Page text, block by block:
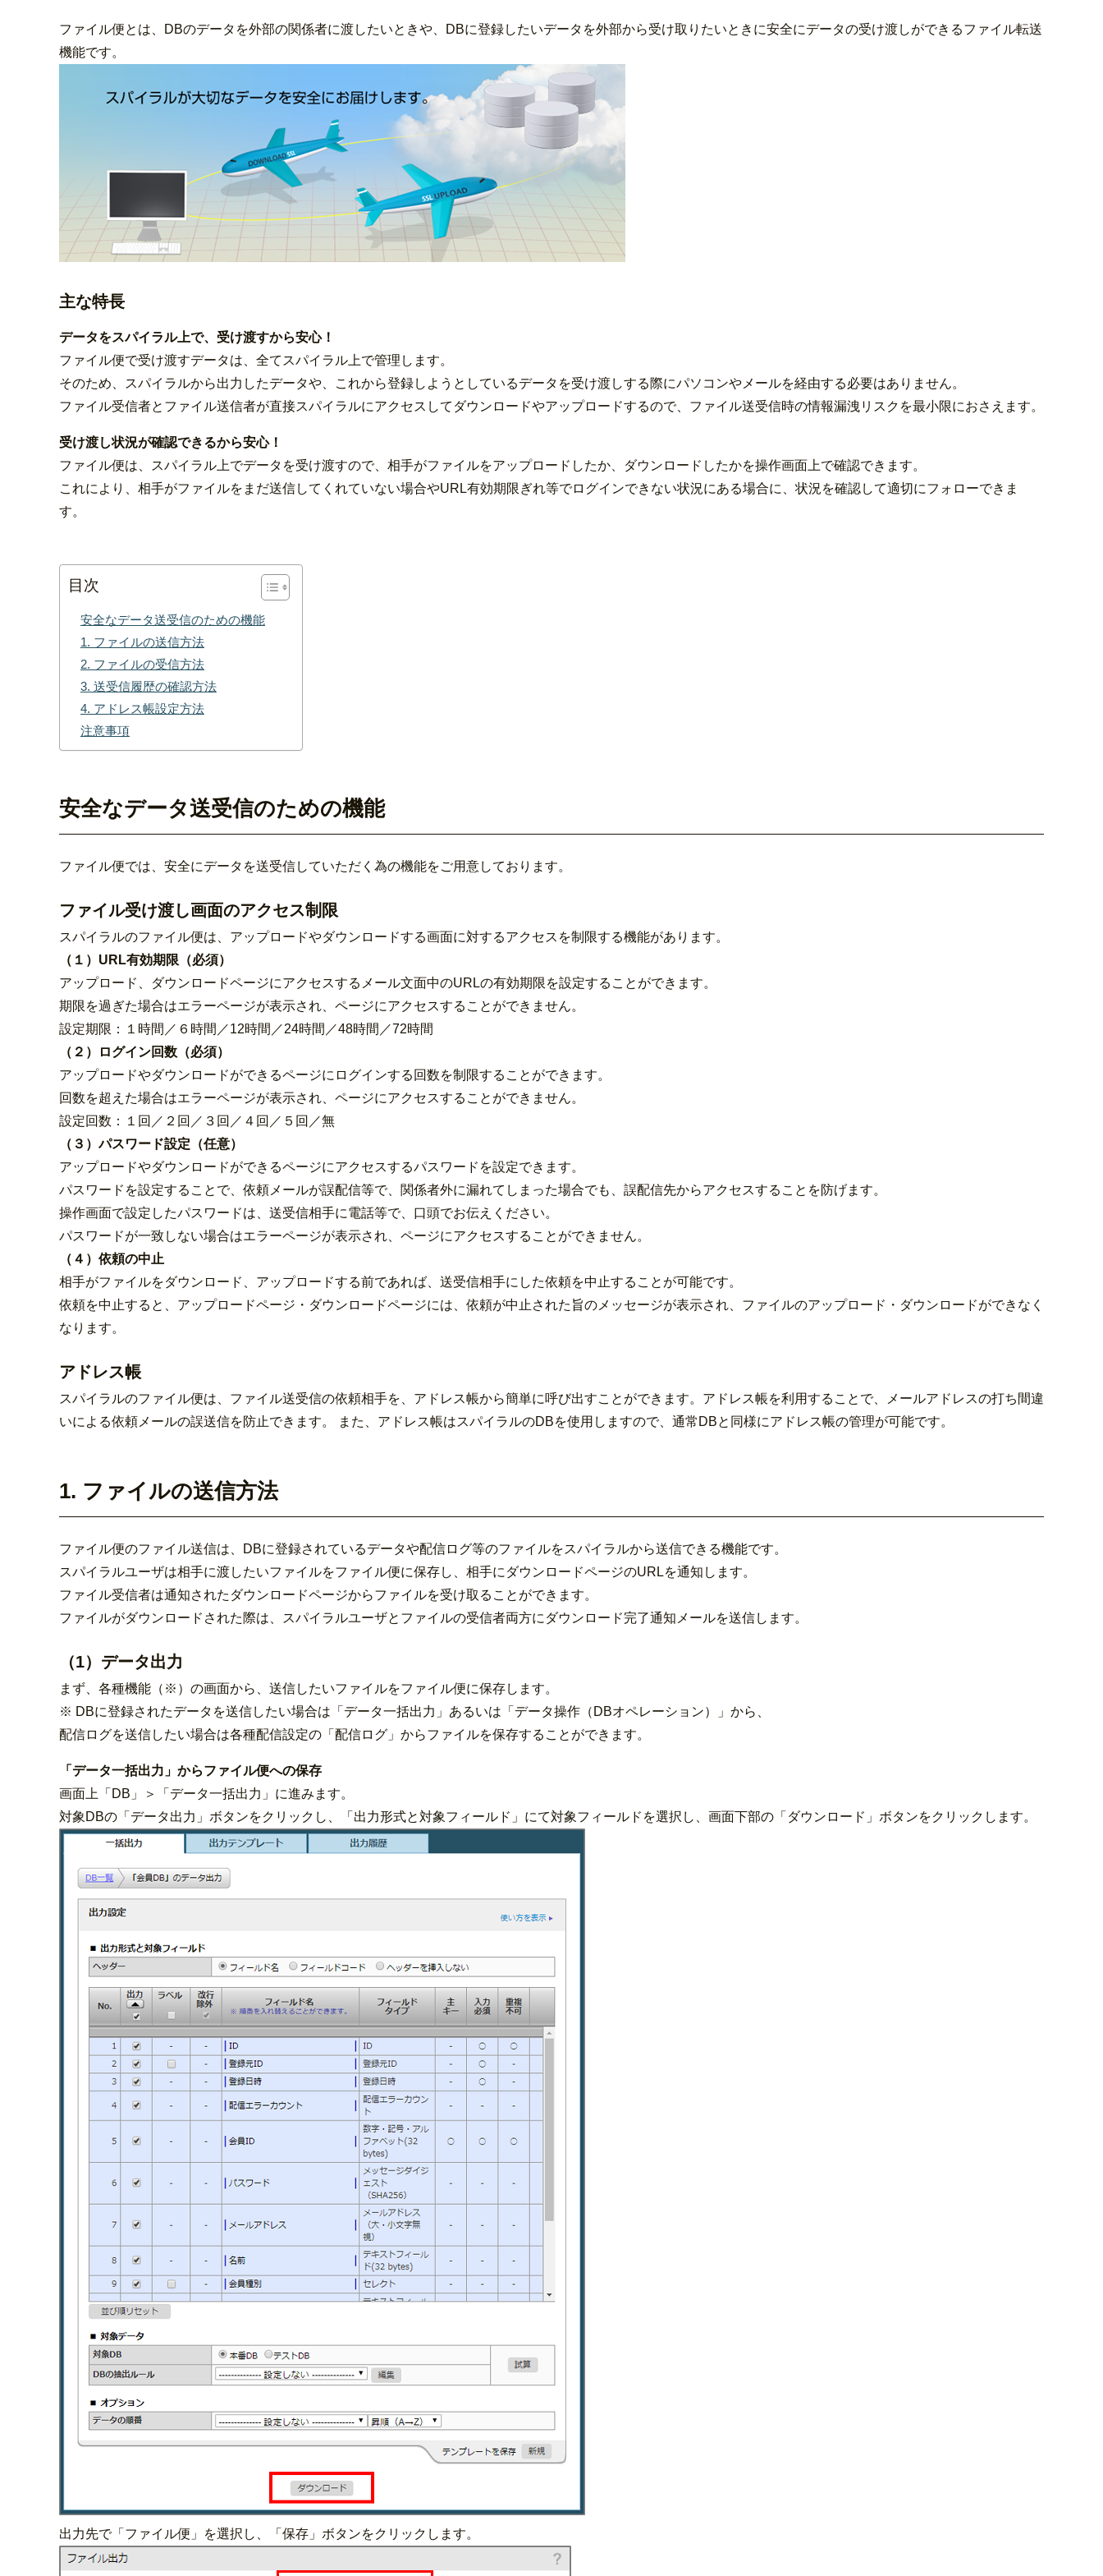
ファイル便とは、DBのデータを外部の関係者に渡したいときや、DBに登録したいデータを外部から受け取りたいときに安全にデータの受け渡しができるファイル転送
機能です。
主な特長
データをスパイラル上で、受け渡すから安心！
ファイル便で受け渡すデータは、全てスパイラル上で管理します。
そのため、スパイラルから出力したデータや、これから登録しようとしているデータを受け渡しする際にパソコンやメールを経由する必要はありません。
ファイル受信者とファイル送信者が直接スパイラルにアクセスしてダウンロードやアップロードするので、ファイル送受信時の情報漏洩リスクを最小限におさえます。
受け渡し状況が確認できるから安心！
ファイル便は、スパイラル上でデータを受け渡すので、相手がファイルをアップロードしたか、ダウンロードしたかを操作画面上で確認できます。
これにより、相手がファイルをまだ送信してくれていない場合やURL有効期限ぎれ等でログインできない状況にある場合に、状況を確認して適切にフォローできま
す。
目次
安全なデータ送受信のための機能
1. ファイルの送信方法
2. ファイルの受信方法
3. 送受信履歴の確認方法
4. アドレス帳設定方法
注意事項
安全なデータ送受信のための機能
ファイル便では、安全にデータを送受信していただく為の機能をご用意しております。
ファイル受け渡し画面のアクセス制限
スパイラルのファイル便は、アップロードやダウンロードする画面に対するアクセスを制限する機能があります。
（１） URL有効期限（必須）
アップロード、ダウンロードページにアクセスするメール文面中のURLの有効期限を設定することができます。
期限を過ぎた場合はエラーページが表示され、ページにアクセスすることができません。
設定期限：１時間／６時間／12時間／24時間／48時間／72時間
（２）ログイン回数（必須）
アップロードやダウンロードができるページにログインする回数を制限することができます。
回数を超えた場合はエラーページが表示され、ページにアクセスすることができません。
設定回数：１回／２回／３回／４回／５回／無
（３）パスワード設定（任意）
アップロードやダウンロードができるページにアクセスするパスワードを設定できます。
パスワードを設定することで、依頼メールが誤配信等で、関係者外に漏れてしまった場合でも、誤配信先からアクセスすることを防げます。
操作画面で設定したパスワードは、送受信相手に電話等で、口頭でお伝えください。
パスワードが一致しない場合はエラーページが表示され、ページにアクセスすることができません。
（４）依頼の中止
相手がファイルをダウンロード、アップロードする前であれば、送受信相手にした依頼を中止することが可能です。
依頼を中止すると、アップロードページ・ダウンロードページには、依頼が中止された旨のメッセージが表示され、ファイルのアップロード・ダウンロードができなく
なります。
アドレス帳
スパイラルのファイル便は、ファイル送受信の依頼相手を、アドレス帳から簡単に呼び出すことができます。アドレス帳を利用することで、メールアドレスの打ち間違
いによる依頼メールの誤送信を防止できます。 また、アドレス帳はスパイラルのDBを使用しますので、通常DBと同様にアドレス帳の管理が可能です。
1. ファイルの送信方法
ファイル便のファイル送信は、DBに登録されているデータや配信ログ等のファイルをスパイラルから送信できる機能です。
スパイラルユーザは相手に渡したいファイルをファイル便に保存し、相手にダウンロードページのURLを通知します。
ファイル受信者は通知されたダウンロードページからファイルを受け取ることができます。
ファイルがダウンロードされた際は、スパイラルユーザとファイルの受信者両方にダウンロード完了通知メールを送信します。
（1）データ出力
まず、各種機能（※）の画面から、送信したいファイルをファイル便に保存します。
※ DBに登録されたデータを送信したい場合は「データ一括出力」あるいは「データ操作（DBオペレーション）」から、
配信ログを送信したい場合は各種配信設定の「配信ログ」からファイルを保存することができます。
「データ一括出力」からファイル便への保存
画面上「DB」＞「データ一括出力」に進みます。
対象DBの「データ出力」ボタンをクリックし、「出力形式と対象フィールド」にて対象フィールドを選択し、画面下部の「ダウンロード」ボタンをクリックします。
出力先で「ファイル便」を選択し、「保存」ボタンをクリックします。